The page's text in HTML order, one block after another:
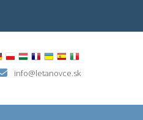
info@letanovce.sk